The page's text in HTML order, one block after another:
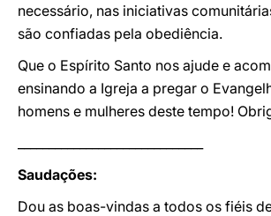
necessário, nas iniciativas
são confiadas pela obediência.
Que o Espírito Santo nos ajude e
ensinando a Igreja a pregar o
homens e mulheres deste tempo!
Saudações:
Dou as boas-vindas a todos os fiéis